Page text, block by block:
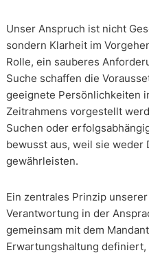
Unser Anspruch ist nicht
sondern Klarheit im
Rolle, ein sauberes
Suche schaffen die
geeignete Persönlichkeiten
Zeitrahmens vorgestellt
Suchen oder
bewusst aus, weil sie weder
gewährleisten.
Ein zentrales Prinzip
Verantwortung in der
gemeinsam mit dem
Erwartungshaltung